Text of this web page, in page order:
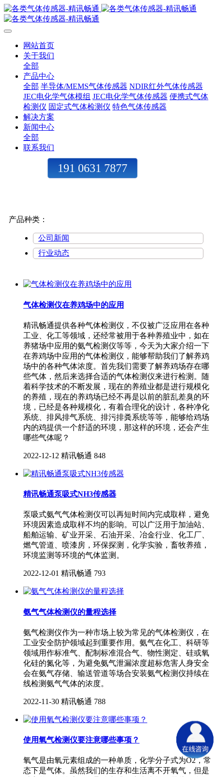
网站首页
关于我们
全部
产品中心
全部 半导体/MEMS气体传感器 NDIR红外气体传感器
JEC电化学气体模组 JEC电化学气体传感器 便携式气体
检测仪 固定式气体检测仪 特色气体传感器
解决方案
新闻中心
全部
联系我们
191 0631 7877
产品种类：
公司新闻
行业动态
气体检测仪在养鸡场中的应用
精讯畅通提供各种气体检测仪，不仅被广泛应用在各种
工业、化工等领域，还经常被用于各种养殖业中，如在
养猪场中应用的氨气检测仪等等，今天为大家介绍一下
在养鸡场中应用的气体检测仪，能够帮助我们了解养鸡
场中的各种气体浓度。首先我们需要了解养鸡场存在哪
些气体，然后来选择合适的气体检测仪来进行检测。随
着科学技术的不断发展，现在的养殖业都是进行规模化
的养殖，现在的养鸡场已经不再是以前的脏乱差臭的环
境，已经是各种规模化，有着合理化的设计，各种净化
系统、排风排气系统、排污排粪系统等等，能够给鸡场
内的鸡提供一个舒适的环境，那这样的环境，还会产生
哪些气体呢？
2022-12-12 精讯畅通 848
精讯畅通泵吸式NH3传感器
泵吸式氨气气体检测仪可以再短时间内完成取样，避免
环境因素造成取样不均的影响。可以广泛用于加油站、
船舶运输、矿业开采、石油开采、冶金行业、化工厂、
燃气管道、喷漆房，环保探测，化学实验，畜牧养殖，
环境监测等环境的气体监测。
2022-12-01 精讯畅通 793
氨气气体检测仪的量程选择
氨气检测仪作为一种市场上较为常见的气体检测仪，在
工业安全防护领域起到重要作用。氨气在化工、科研等
领域用作标准气、配制标准混合气、物性测定、硅或氧
化硅的氮化等，为避免氨气泄漏浓度超标危害人身安全
会在氨气存储、输送管道等场合安装氨气检测仪持续在
线检测氨气气体的浓度。
2022-11-30 精讯畅通 788
使用氧气检测仪要注意哪些事项？
氧气是由氧元素组成的一种单质，化学分子式为O2，常
态下是气体。虽然我们的生存和生活离不开氧气，但是